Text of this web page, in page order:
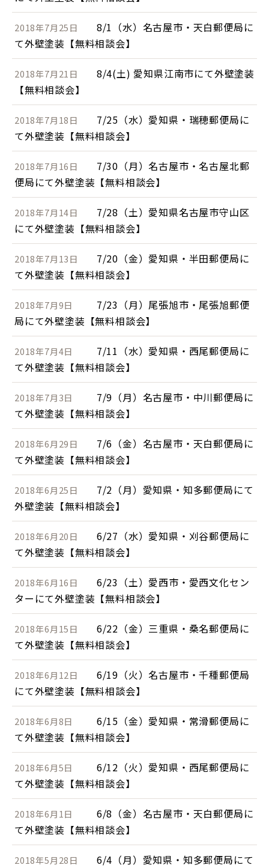
2018年7月25日
8/1（水）名古屋市・天白郵便局に
て外壁塗装【無料相談会】
2018年7月21日
8/4(土) 愛知県江南市にて外壁塗装
【無料相談会】
2018年7月18日
7/25（水）愛知県・瑞穂郵便局に
て外壁塗装【無料相談会】
2018年7月16日
7/30（月）名古屋市・名古屋北郵
便局にて外壁塗装【無料相談会】
2018年7月14日
7/28（土）愛知県名古屋市守山区
にて外壁塗装【無料相談会】
2018年7月13日
7/20（金）愛知県・半田郵便局に
て外壁塗装【無料相談会】
2018年7月9日
7/23（月）尾張旭市・尾張旭郵便
局にて外壁塗装【無料相談会】
2018年7月4日
7/11（水）愛知県・西尾郵便局に
て外壁塗装【無料相談会】
2018年7月3日
7/9（月）名古屋市・中川郵便局に
て外壁塗装【無料相談会】
2018年6月29日
7/6（金）名古屋市・天白郵便局に
て外壁塗装【無料相談会】
2018年6月25日
7/2（月）愛知県・知多郵便局にて
外壁塗装【無料相談会】
2018年6月20日
6/27（水）愛知県・刈谷郵便局に
て外壁塗装【無料相談会】
2018年6月16日
6/23（土）愛西市・愛西文化セン
ターにて外壁塗装【無料相談会】
2018年6月15日
6/22（金）三重県・桑名郵便局に
て外壁塗装【無料相談会】
2018年6月12日
6/19（火）名古屋市・千種郵便局
にて外壁塗装【無料相談会】
2018年6月8日
6/15（金）愛知県・常滑郵便局に
て外壁塗装【無料相談会】
2018年6月5日
6/12（火）愛知県・西尾郵便局に
て外壁塗装【無料相談会】
2018年6月1日
6/8（金）名古屋市・天白郵便局に
て外壁塗装【無料相談会】
2018年5月28日
6/4（月）愛知県・知多郵便局にて